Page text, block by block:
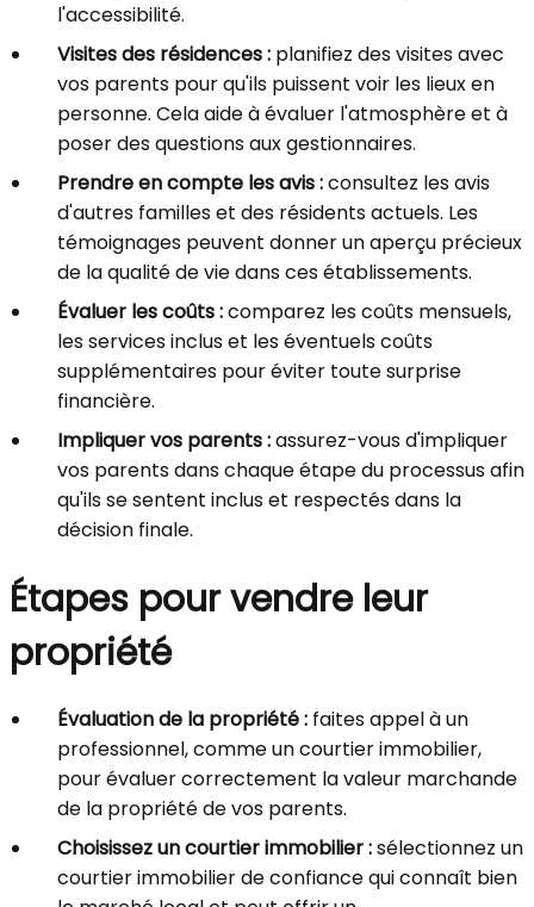
l'accessibilité.
Visites des résidences : planifiez des visites avec
vos parents pour qu'ils puissent voir les lieux en
personne. Cela aide à évaluer l'atmosphère et à
poser des questions aux gestionnaires.
Prendre en compte les avis :consultez les avis
d'autres familles et des résidents actuels. Les
témoignages peuvent donner un aperçu précieux
de la qualité de vie dans ces établissements.
Évaluer les coûts :comparez les coûts mensuels,
les services inclus et les éventuels coûts
supplémentaires pour éviter toute surprise
financière.
Impliquer vos parents :assurez-vous d'impliquer
vos parents dans chaque étape du processus afin
qu'ils se sentent inclus et respectés dans la
décision finale.
Étapes pour vendre leur
propriété
Évaluation de la propriété : faites appel à un
professionnel, comme un courtier immobilier,
pour évaluer correctement la valeur marchande
de la propriété de vos parents.
Choisissez un courtier immobilier :sélectionnez un
courtier immobilier de confiance qui connaît bien